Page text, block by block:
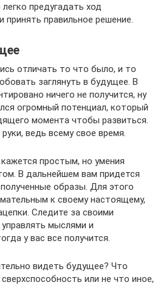
предугадать ход
правильное решение.
отличать то что было, и то
заглянуть в будущее. В
ничего не получится, ну
огромный потенциал, который
момента чтобы развиться.
ведь всему свое время.
простым, но умения
В дальнейшем вам придется
образы. Для этого
к своему настоящему,
Следите за своими
мыслями и
у вас все получится.
видеть будущее? Что
или не что иное,